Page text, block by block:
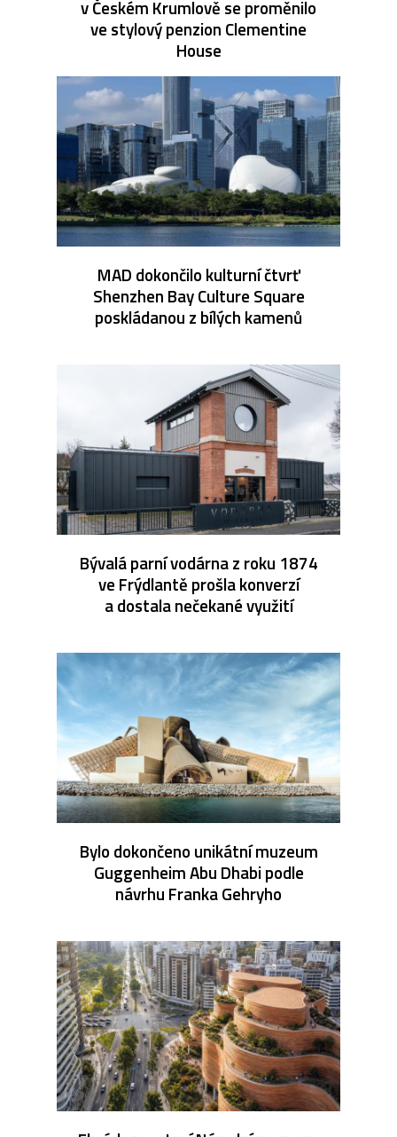
v Českém Krumlově se proměnilo
ve stylový penzion Clementine
House
MAD dokončilo kulturní čtvrť
Shenzhen Bay Culture Square
poskládanou z bílých kamenů
Bývalá parní vodárna z roku 1874
ve Frýdlantě prošla konverzí
a dostala nečekané využití
Bylo dokončeno unikátní muzeum
Guggenheim Abu Dhabi podle
návrhu Franka Gehryho